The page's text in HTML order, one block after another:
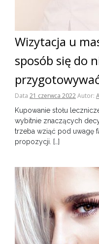
Wizytacja u
sposób się do
Data 21 czerwca 2022Autor:
Kupowanie stołu
wybitnie znaczących
trzeba wziąć pod uwagę
propozycji. […]